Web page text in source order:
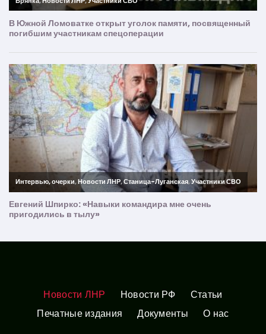
Новости ЛНР Новости РФ
Статьи
Печатные издания
Документы О нас